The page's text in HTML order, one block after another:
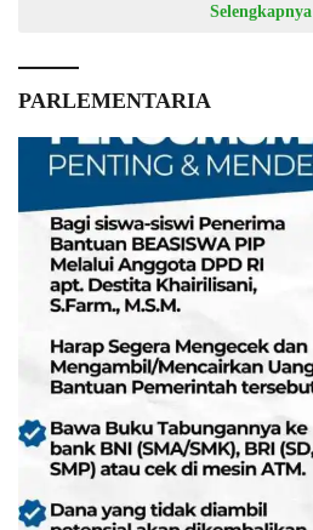
Selengkapnya
PARLEMENTARIA